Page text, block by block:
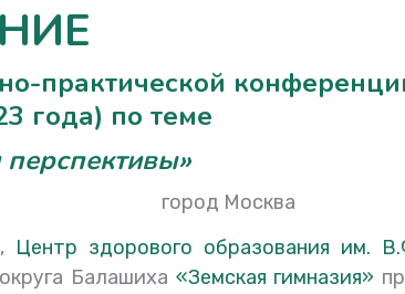
практической
года) по теме
Москва
, Центр здорового образования им.
Балашиха «Земская гимназия»